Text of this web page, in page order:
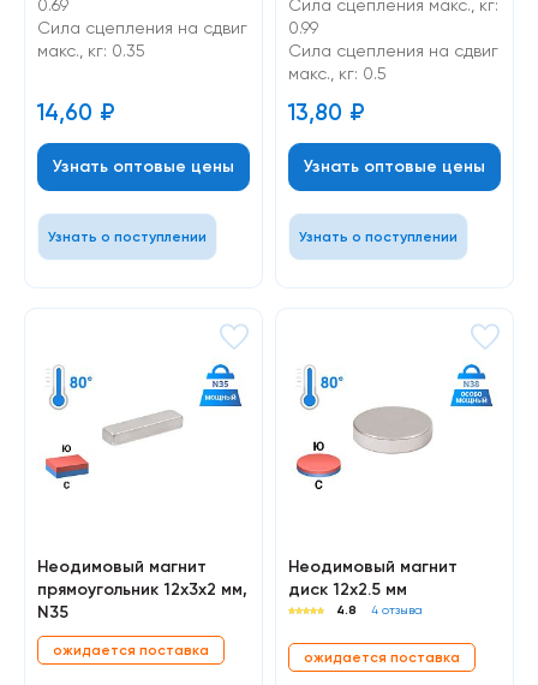
0.69
Cила сцепления на сдвиг
макс., кг: 0.35
14,60 ₽
Узнать оптовые цены
Узнать о поступлении
Сила сцепления макс., кг:
0.99
Cила сцепления на сдвиг
макс., кг: 0.5
13,80 ₽
Узнать оптовые цены
Узнать о поступлении
Неодимовый магнит
прямоугольник 12х3х2 мм,
N35
ожидается поставка
Неодимовый магнит
диск 12х2.5 мм
4.8 4 отзыва
ожидается поставка